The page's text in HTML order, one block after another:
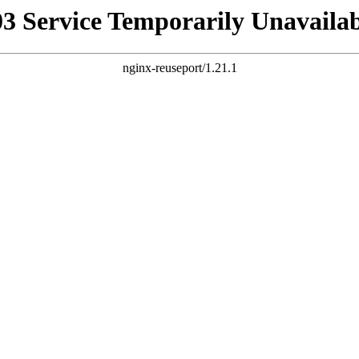
Service Temporarily
nginx-reuseport/1.21.1